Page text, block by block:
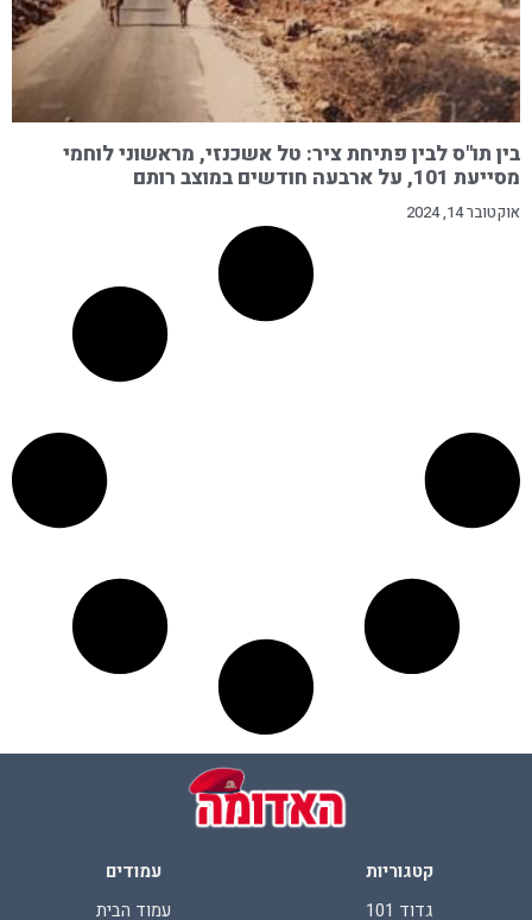
בין תו"ס לבין פתיחת ציר: טל אשכנזי, מראשוני לוחמי
מסייעת 101, על ארבעה חודשים במוצב רותם
אוקטובר 14, 2024
קטגוריות
גדוד 101
עמודים
עמוד הבית